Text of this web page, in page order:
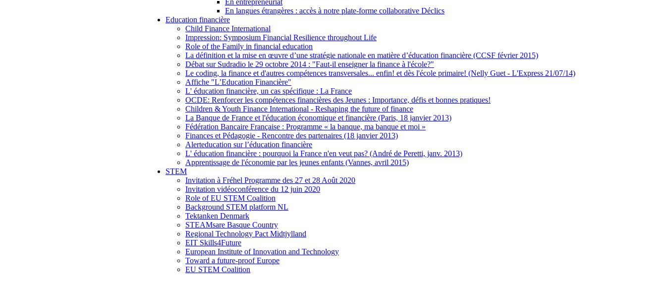
En entrepreneuriat
En langues étrangères : accès à notre plate-forme collaborative Déclics
Education financière
Child Finance International
Impression: Symposium Financial Resilience throughout Life
Role of the Family in financial education
La définition et la mise en œuvre d’une stratégie nationale en matière d’éducation financière (CCSF février 2015)
Débat sur Sudradio le 29 octobre 2014 : "Faut-il enseigner la finance à l'école?"
Le coding, la finance et d'autres compétences transversales... enfin! et dès l'école primaire! (Nelly Guet - L'Express 21/07/14)
Affiche "L’Education Financière"
L' éducation financière, un cas spécifique : La France
OCDE: Renforcer les compétences financières des Jeunes : Importance, défis et bonnes pratiques!
Children & Youth Finance International - Reshaping the future of finance
La Banque de France et l'éducation économique et financière (Paris, 18 janvier 2013)
Fédération Bancaire Française : Programme « la banque, ma banque et moi »
Finances et Pédagogie - Rencontre des partenaires (18 janvier 2013)
Alerteducation sur l’éducation financière
L' éducation financière : pourquoi la France n'en veut pas? (André de Peretti, janv. 2013)
Apprentissage de l'économie par les jeunes enfants (Vannes, avril 2015)
STEM
Invitation à Fréhel Programme des 27 et 28 Août 2020
Invitation vidéoconférence du 12 juin 2020
Role of EU STEM Coalition
Background STEM platform NL
Tektanken Denmark
STEAMsare Basque Country
Regional Technology Pact Midtjylland
EIT Skills4Future
European Institute of Innovation and Technology
Toward a future-proof Europe
EU STEM Coalition